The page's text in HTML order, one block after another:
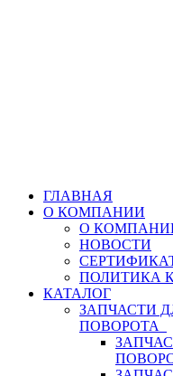
ГЛАВНАЯ
О КОМПАНИИ
О
НОВОСТИ
ПОЛИТИКА
КАТАЛОГ
ЗАПЧАСТИ
ПОВОРОТА